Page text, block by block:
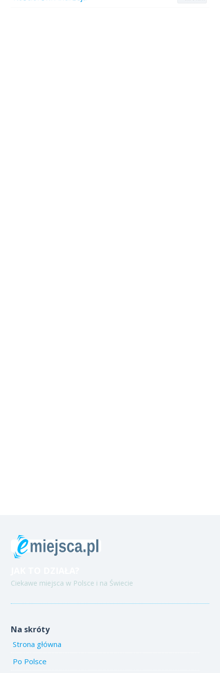
Ciekawe miejsca w Polsce i na Świecie
Na skróty
Strona główna
Po Polsce